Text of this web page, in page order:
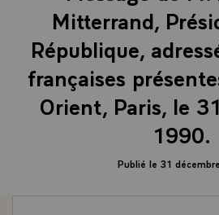
Mitterrand,
République,
françaises
Orient, Paris, le
1990.
Publié le 31